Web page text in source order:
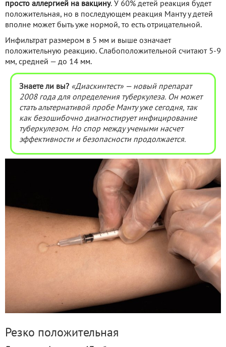
просто аллергией на вакцину. У 60% детей реакция будет
положительная, но в последующем реакция Манту у детей
вполне может быть уже нормой, то есть отрицательной.
Инфильтрат размером в 5 мм и выше означает
положительную реакцию. Слабоположительной считают 5-9
мм, средней — до 14 мм.
Знаете ли вы? «Диаскинтест» — новый препарат
2008 года для определения туберкулеза. Он может
стать альтернативой пробе Манту уже сегодня, так
как безошибочно диагностирует инфицирование
туберкулезом. Но спор между учеными насчет
эффективности и безопасности продолжается.
Резко положительная